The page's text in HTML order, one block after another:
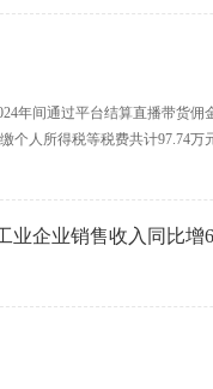
间通过平台结算直播带货佣
个人所得税等税费共计97.74万
业企业销售收入同比增